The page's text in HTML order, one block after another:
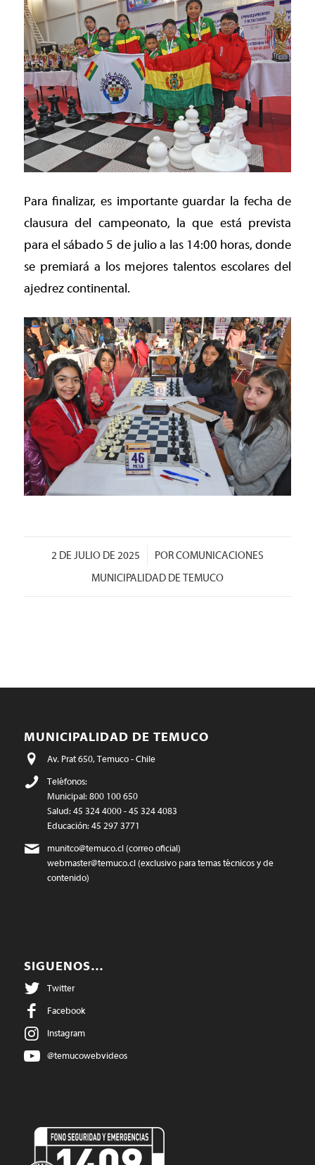
Para finalizar, es importante guardar la fecha de
clausura del campeonato, la que está prevista
para el sábado 5 de julio a las 14:00 horas, donde
se premiará a los mejores talentos escolares del
ajedrez continental.
2 DE JULIO DE 2025
/ PORCOMUNICACIONES
MUNICIPALIDAD DE TEMUCO
MUNICIPALIDAD DE TEMUCO
Av. Prat 650, Temuco - Chile
Teléfonos:
Municipal: 800 100 650
Salud: 45 324 4000 - 45 324 4083
Educación: 45 297 3771
munitco@temuco.cl(correo oficial)
webmaster@temuco.cl(exclusivo para temas técnicos y de
contenido)
SIGUENOS…
Twitter
Facebook
Instagram
@temucowebvideos